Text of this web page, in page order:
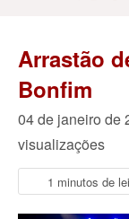
Arrastão
Bonfim
04 de janeiro de
visualizações
1 minutos de